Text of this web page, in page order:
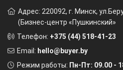
Адрес: 220092, г. Минск,
(Бизнес-центр «Пушкинский»
Телефон: +375 (44) 518-41-23
Email: hello@buyer.by
Режим работы: Пн-Пт: 09.00 -